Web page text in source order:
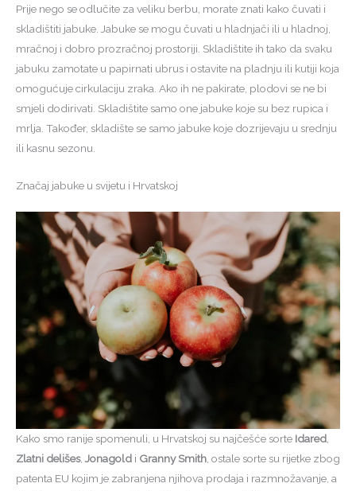
Prije nego se odlučite za veliku berbu, morate znati kako čuvati i
skladištiti jabuke. Jabuke se mogu čuvati u hladnjači ili u hladnoj,
mračnoj i dobro prozračnoj prostoriji. Skladištite ih tako da svaku
jabuku zamotate u papirnati ubrus i ostavite na pladnju ili kutiji koja
omogućuje cirkulaciju zraka. Ako ih ne pakirate, plodovi se ne bi
smjeli dodirivati. Skladištite samo one jabuke koje su bez rupica i
mrlja. Također, skladište se samo jabuke koje dozrijevaju u srednju
ili kasnu sezonu.
Značaj jabuke u svijetu i Hrvatskoj
Kako smo ranije spomenuli, u Hrvatskoj su najčešće sorte Idared,
Zlatni delišes, Jonagold i Granny Smith, ostale sorte su rijetke zbog
patenta EU kojim je zabranjena njihova prodaja i razmnožavanje, a